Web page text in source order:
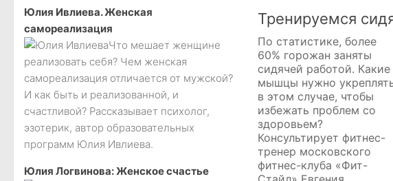
Тренируемся
По статистике, более
60% горожан заняты
сидячей работой. Какие
мышцы нужно
в этом случае, чтобы
избежать проблем со
здоровьем?
Консультирует фитнес-
тренер московского
фитнес-клуба «Фит-
Юлия Ивлиева. Женская
самореализация
Что мешает женщине
реализовать себя? Чем женская
самореализация отличается от мужской?
И как быть и реализованной, и
счастливой? Рассказывает психолог,
эзотерик, автор образовательных
программ Юлия Ивлиева.
Юлия Логвинова: Женское счастье